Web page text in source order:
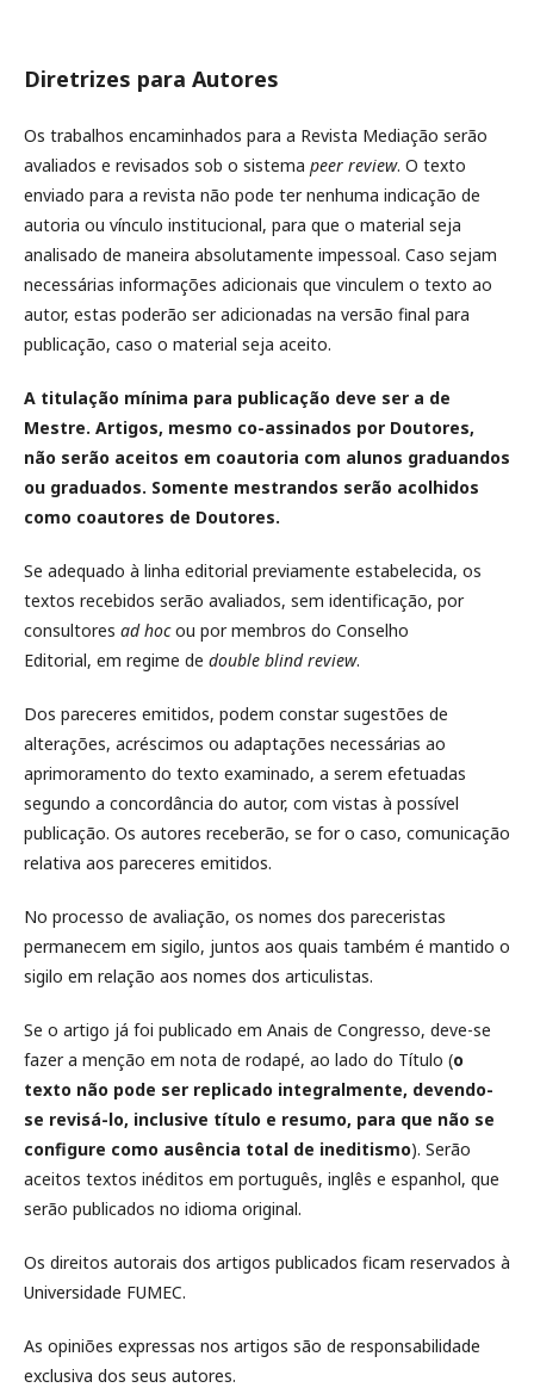
Diretrizes para Autores
Os trabalhos encaminhados para a Revista Mediação serão
avaliados e revisados sob o sistema peer review. O texto
enviado para a revista não pode ter nenhuma indicação de
autoria ou vínculo institucional, para que o material seja
analisado de maneira absolutamente impessoal. Caso sejam
necessárias informações adicionais que vinculem o texto ao
autor, estas poderão ser adicionadas na versão final para
publicação, caso o material seja aceito.
A titulação mínima para publicação deve ser a de
Mestre. Artigos, mesmo co-assinados por Doutores,
não serão aceitos em coautoria com alunos graduandos
ou graduados. Somente mestrandos serão acolhidos
como coautores de Doutores.
Se adequado à linha editorial previamente estabelecida, os
textos recebidos serão avaliados, sem identificação, por
consultores ad hocou por membros do Conselho
Editorial, em regime de double blind review.
Dos pareceres emitidos, podem constar sugestões de
alterações, acréscimos ou adaptações necessárias ao
aprimoramento do texto examinado, a serem efetuadas
segundo a concordância do autor, com vistas à possível
publicação. Os autores receberão, se for o caso, comunicação
relativa aos pareceres emitidos.
No processo de avaliação, os nomes dos pareceristas
permanecem em sigilo, juntos aos quais também é mantido o
sigilo em relação aos nomes dos articulistas.
Se o artigo já foi publicado em Anais de Congresso, deve-se
fazer a menção em nota de rodapé, ao lado do Título (o
texto não pode ser replicado integralmente, devendo-
se revisá-lo, inclusive título e resumo, para que não se
configure como ausência total de ineditismo). Serão
aceitos textos inéditos em português, inglês e espanhol, que
serão publicados no idioma original.
Os direitos autorais dos artigos publicados ficam reservados à
Universidade FUMEC.
As opiniões expressas nos artigos são de responsabilidade
exclusiva dos seus autores.